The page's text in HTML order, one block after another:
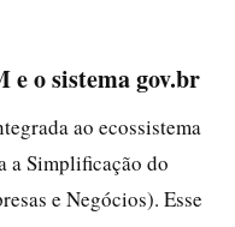
e o sistema gov.br
ao ecossistema
a Simplificação do
e Negócios). Esse